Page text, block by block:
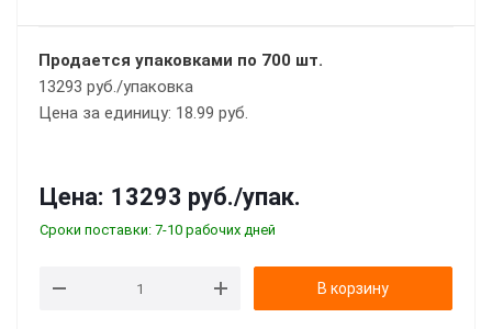
Продается упаковками по 700 шт.
13293 руб./упаковка
Цена за единицу: 18.99 руб.
Цена: 13293 руб./упак.
Сроки поставки: 7-10 рабочих дней
В корзину